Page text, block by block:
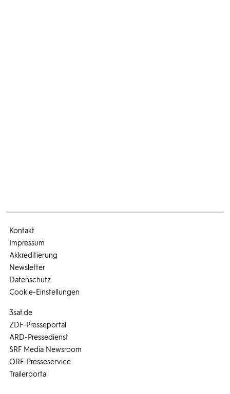
3sat.de
ZDF-Presseportal
ARD-Pressedienst
SRF Media Newsroom
ORF-Presseservice
Trailerportal
Kontakt
Impressum
Akkreditierung
Newsletter
Datenschutz
Cookie-Einstellungen